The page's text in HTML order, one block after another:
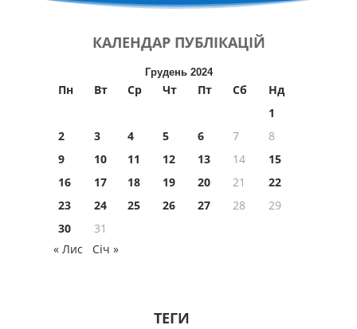
КАЛЕНДАР ПУБЛІКАЦІЙ
Грудень 2024
Пн Вт Ср Чт Пт Сб
Нд
1
2
3 4 5 6 7
8
9
10 11 12 13 14
15
16
17 18 19 20 21
22
23
24 25 26 27 28
29
30
31
« Лис
Січ »
ТЕГИ